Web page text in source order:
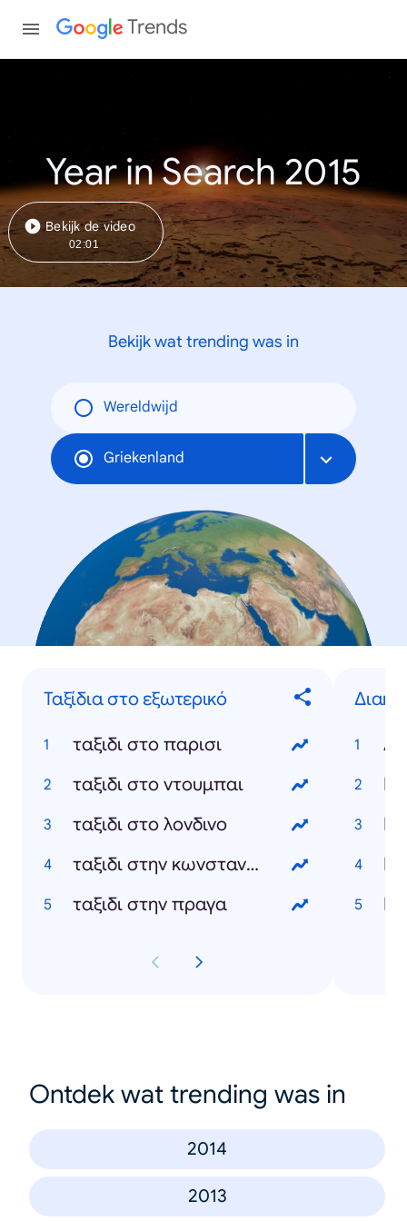
Trends
Year in Search 2015
Bekijk de video
02:01
Bekijk wat trending was in
Wereldwijd
Griekenland
Ταξίδια στο εξωτερικό
ταξιδι στο παρισι
ταξιδι στο ντουμπαι
ταξιδι στο λονδινο
ταξιδι στην κωνσταντινουπολη
ταξιδι στην πραγα
Ontdek wat trending was in
2014
2013